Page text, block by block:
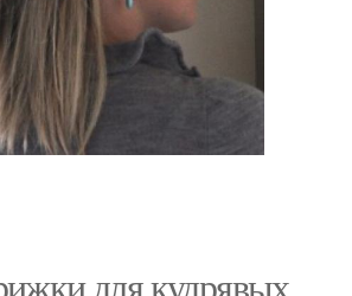
для кудрявых